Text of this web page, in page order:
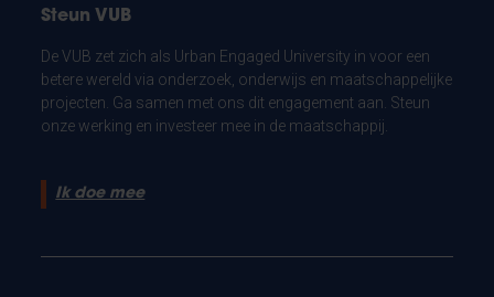
Steun VUB
De VUB zet zich als Urban Engaged University in voor een
betere wereld via onderzoek, onderwijs en maatschappelijke
projecten. Ga samen met ons dit engagement aan. Steun
onze werking en investeer mee in de maatschappij.
Ik doe mee